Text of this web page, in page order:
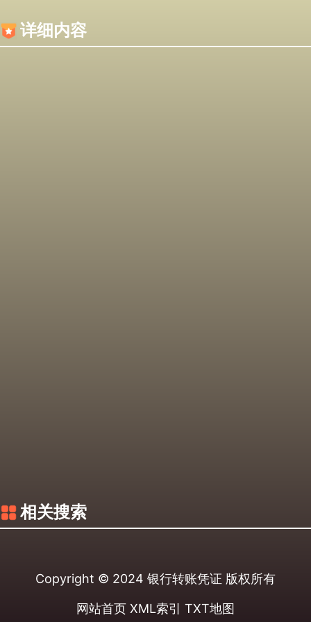
详细内容
相关搜索
Copyright © 2024 银行转账凭证 版权所有
网站首页 XML索引 TXT地图